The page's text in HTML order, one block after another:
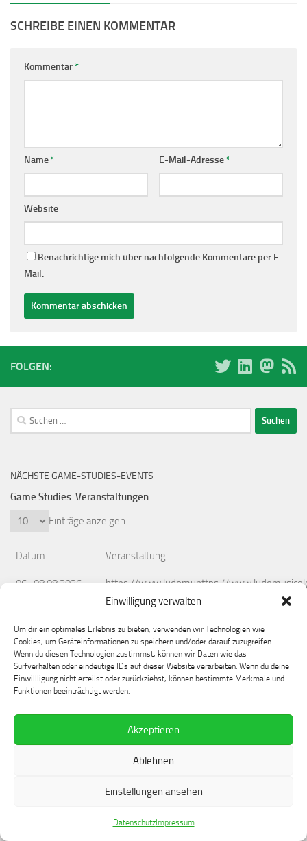
Einwilligung verwalten
Um dir ein optimales Erlebnis zu bieten, verwenden wir Technologien wie
Cookies, um Geräteinformationen zu speichern und/oder darauf zuzugreifen.
Wenn du diesen Technologien zustimmst, können wir Daten wie das
Surfverhalten oder eindeutige IDs auf dieser Website verarbeiten. Wenn du deine
Einwillligung nicht erteilst oder zurückziehst, können bestimmte Merkmale und
Funktionen beeinträchtigt werden.
Akzeptieren
Ablehnen
Einstellungen ansehen
DatenschutzImpressum
SCHREIBE EINEN KOMMENTAR
Kommentar*
Name* E-Mail-Adresse*
Website
Benachrichtige mich über nachfolgende Kommentare per E-
Mail.
FOLGEN:
Suchen
nach:
NÄCHSTE GAME-STUDIES-EVENTS
Game Studies-Veranstaltungen
Einträge anzeigen
Datum Veranstaltung
06.-08.08.2026 https://www.ludomuhttps://
28.09.-01.10.2026 Digital History
1 bis 3 von 3 Einträgen
Alle Veranstaltungen und Call for Papers findest du hier: